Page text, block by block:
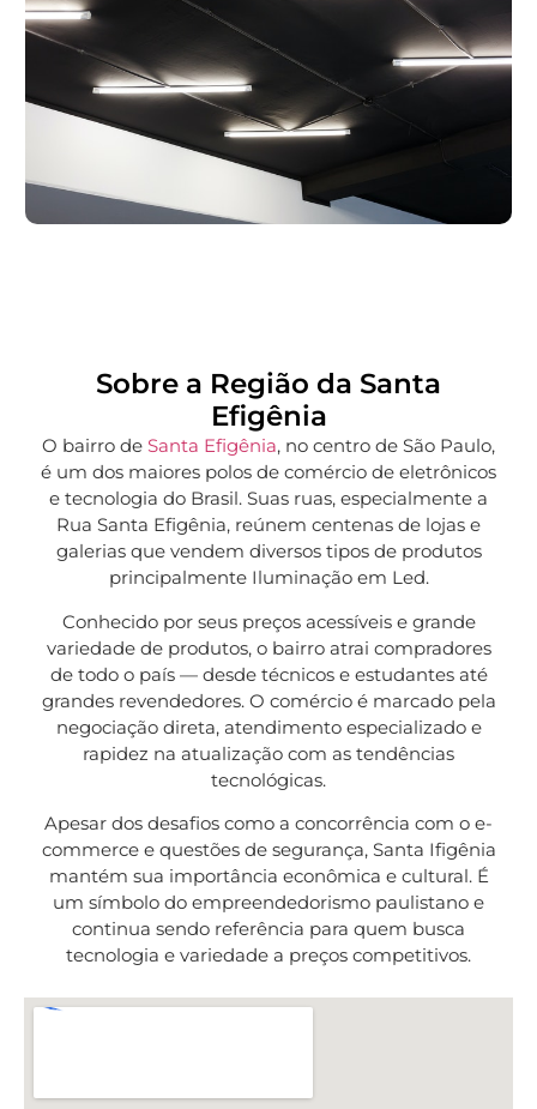
Sobre a Região da Santa
Efigênia
O bairro de Santa Efigênia, no centro de São Paulo,
é um dos maiores polos de comércio de eletrônicos
e tecnologia do Brasil. Suas ruas, especialmente a
Rua Santa Efigênia, reúnem centenas de lojas e
galerias que vendem diversos tipos de produtos
principalmente Iluminação em Led.
Conhecido por seus preços acessíveis e grande
variedade de produtos, o bairro atrai compradores
de todo o país — desde técnicos e estudantes até
grandes revendedores. O comércio é marcado pela
negociação direta, atendimento especializado e
rapidez na atualização com as tendências
tecnológicas.
Apesar dos desafios como a concorrência com o e-
commerce e questões de segurança, Santa Ifigênia
mantém sua importância econômica e cultural. É
um símbolo do empreendedorismo paulistano e
continua sendo referência para quem busca
tecnologia e variedade a preços competitivos.